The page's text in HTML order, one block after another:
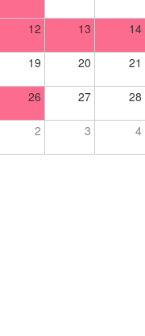
12 13 14
19 20 21
26 27 28
2 3 4